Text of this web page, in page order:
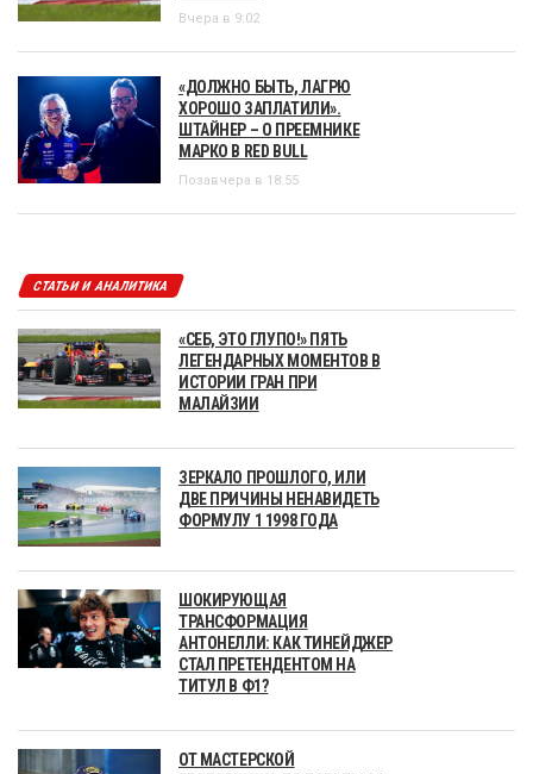
Вчера в 9:02
«ДОЛЖНО БЫТЬ, ЛАГРЮ
ХОРОШО ЗАПЛАТИЛИ».
ШТАЙНЕР – О ПРЕЕМНИКЕ
МАРКО В RED BULL
Позавчера в 18:55
СТАТЬИ И АНАЛИТИКА
«СЕБ, ЭТО ГЛУПО!» ПЯТЬ
ЛЕГЕНДАРНЫХ МОМЕНТОВ В
ИСТОРИИ ГРАН ПРИ
МАЛАЙЗИИ
ЗЕРКАЛО ПРОШЛОГО, ИЛИ
ДВЕ ПРИЧИНЫ НЕНАВИДЕТЬ
ФОРМУЛУ 1 1998 ГОДА
ШОКИРУЮЩАЯ
ТРАНСФОРМАЦИЯ
АНТОНЕЛЛИ: КАК ТИНЕЙДЖЕР
СТАЛ ПРЕТЕНДЕНТОМ НА
ТИТУЛ В Ф1?
ОТ МАСТЕРСКОЙ